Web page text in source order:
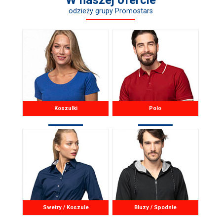
odzieży grupy Promostars
Koszulki Polo
Swetry / Koszule Bluzy / Spodnie